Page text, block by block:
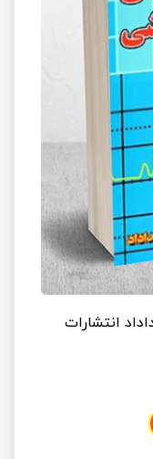
انتشارات